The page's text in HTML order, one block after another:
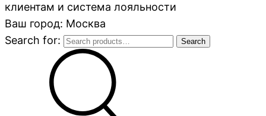
клиентам и система лояльности
Ваш город: Москва
Search for:
Search